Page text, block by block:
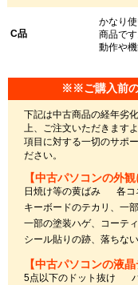
C品
かなり
商品です
動作や
※※ご購入前
下記は中古商品の経年劣
上、ご注文いただきます
項目に対する一切のサポ
ださい。
【中古パソコンの外観
日焼け等の黄ばみ
各コ
キーボードのテカリ、一
一部の塗装ハゲ、コーテ
シール貼りの跡、落ちな
【中古パソコンの液
5点以下のドット抜け